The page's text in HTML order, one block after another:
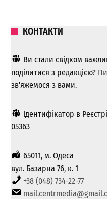
КОНТАКТИ
Ви стали свідком
поділитися з редакцією?
зв'яжемося з вами.
Ідентифікатор в
05363
65011, м. Одеса
вул. Базарна 76, к. 1
+38 (048) 734-22-77